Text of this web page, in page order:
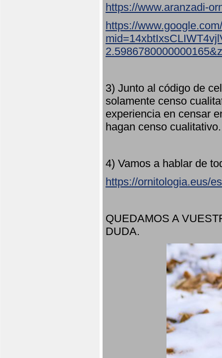
https://www.aranzadi-
https://
3) Junto al código de
solamente censo
experiencia en censar
hagan censo
4) Vamos a hablar de
https://ornitologia.eus/
QUEDAMOS A
DUDA.